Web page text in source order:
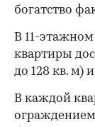
богатство
В 11-этажном
квартиры
до 128 кв. м)
В каждой